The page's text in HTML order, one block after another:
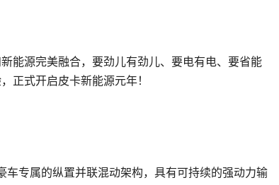
能源完美融合，要劲儿有劲儿、要电有电、要省能
正式开启皮卡新能源元年！
专属的纵置并联混动架构，具有可持续的强动力输